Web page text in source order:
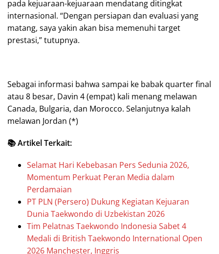
pada kejuaraan-kejuaraan mendatang ditingkat
internasional. “Dengan persiapan dan evaluasi yang
matang, saya yakin akan bisa memenuhi target
prestasi,” tutupnya.
Sebagai informasi bahwa sampai ke babak quarter final
atau 8 besar, Davin 4 (empat) kali menang melawan
Canada, Bulgaria, dan Morocco. Selanjutnya kalah
melawan Jordan (*)
📚 Artikel Terkait:
Selamat Hari Kebebasan Pers Sedunia 2026,
Momentum Perkuat Peran Media dalam
Perdamaian
PT PLN (Persero) Dukung Kegiatan Kejuaran
Dunia Taekwondo di Uzbekistan 2026
Tim Pelatnas Taekwondo Indonesia Sabet 4
Medali di British Taekwondo International Open
2026 Manchester, Inggris